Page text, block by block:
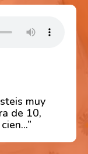
muy
de 10,